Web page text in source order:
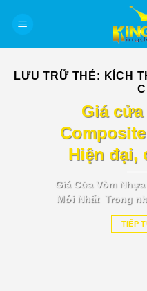
LƯU TRỮ THẺ: KÍCH
BÁO
Giá
Hiện đại,
Giá Cửa Vòm
Mới Nhất Trong
TIẾP